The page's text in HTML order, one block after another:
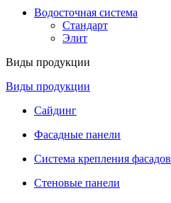
Водосточная система
Стандарт
Элит
Виды продукции
Виды продукции
Сайдинг
Фасадные панели
Система крепления фасадов
Стеновые панели